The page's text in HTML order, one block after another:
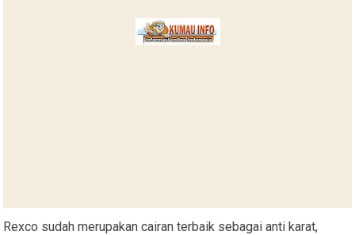
Rexco sudah merupakan cairan terbaik sebagai anti karat,